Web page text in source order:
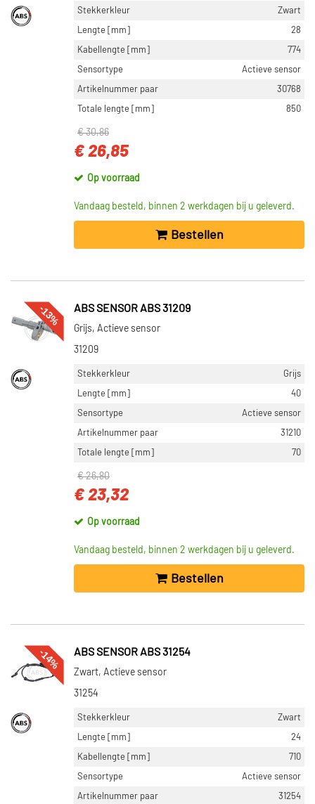
Stekkerkleur
Zwart
Lengte [mm]
28
Kabellengte [mm]
774
Sensortype
Actieve sensor
Artikelnummer paar
30768
Totale lengte [mm]
850
€ 30,86
€ 26,85
Op voorraad
Vandaag besteld, binnen 2 werkdagen bij u geleverd.
Bestellen
-13% ABS SENSOR ABS 31209
Grijs, Actieve sensor
31209
Stekkerkleur
Grijs
Lengte [mm]
40
Sensortype
Actieve sensor
Artikelnummer paar
31210
Totale lengte [mm]
70
€ 26,80
€ 23,32
Op voorraad
Vandaag besteld, binnen 2 werkdagen bij u geleverd.
Bestellen
-14% ABS SENSOR ABS 31254
Zwart, Actieve sensor
31254
Stekkerkleur
Zwart
Lengte [mm]
24
Kabellengte [mm]
710
Sensortype
Actieve sensor
Artikelnummer paar
31254